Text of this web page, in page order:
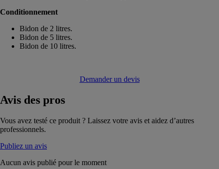
Conditionnement
Bidon de 2 litres.
Bidon de 5 litres.
Bidon de 10 litres.
Demander un devis
Avis des pros
Vous avez testé ce produit ? Laissez votre avis et aidez d’autres
professionnels.
Publiez un avis
Aucun avis publié pour le moment